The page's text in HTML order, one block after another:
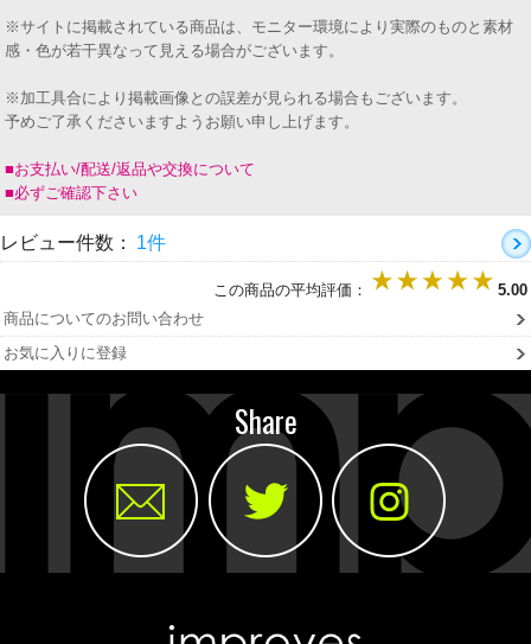
※サイトに掲載されている商品は、モニター環境により実際のものと素材
感・色が若干異なって見える場合がございます。
※加工具合により掲載画像との誤差が見られる場合もございます。
予めご了承くださいますようお願い申し上げます。
■お支払い/配送/返品や交換について
■必ずご確認下さい
レビュー件数： 1件
この商品の平均評価：
5.00
商品についてのお問い合わせ
お気に入りに登録
Share